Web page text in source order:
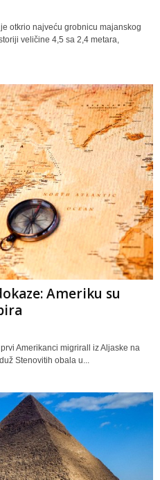
otkrio najveću grobnicu majanskog
veličine 4,5 sa 2,4 metara,
Ameriku su
Amerikanci migrirall iz Aljaske na
Stenovitih obala u...